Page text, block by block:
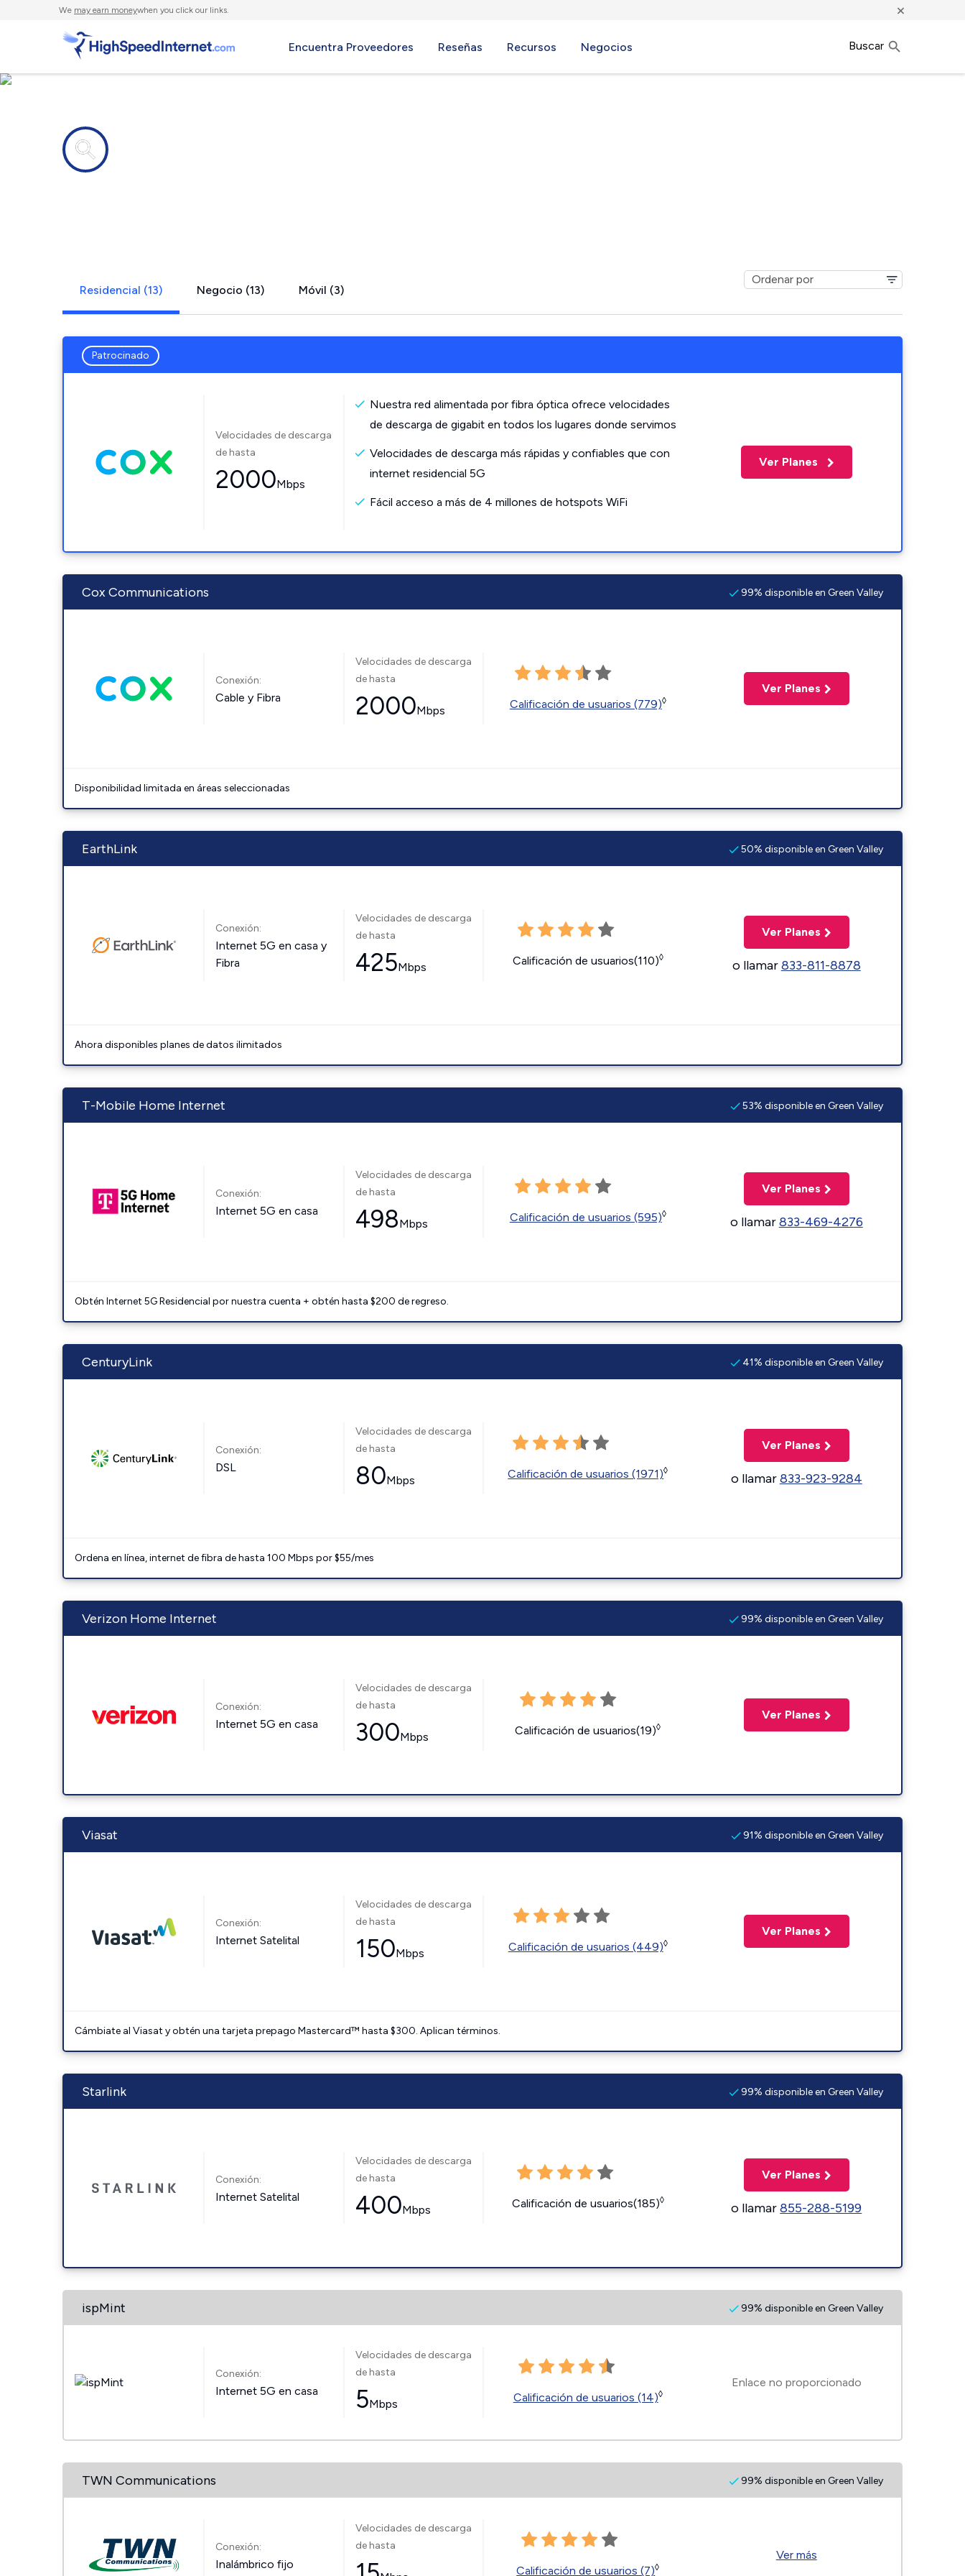
We may earn moneywhen you click our links. ×
Encuentra Proveedores Reseñas Recursos Negocios Buscar
Residencial (13) Negocio (13) Móvil (3)
Patrocinado
Velocidades de descarga
de hasta
2000Mbps
Nuestra red alimentada por fibra óptica ofrece velocidades
de descarga de gigabit en todos los lugares donde servimos
Velocidades de descarga más rápidas y confiables que con
internet residencial 5G
Fácil acceso a más de 4 millones de hotspots WiFi
Ver Planes
Cox Communications 99% disponible en Green Valley
Conexión:
Cable y Fibra
Velocidades de descarga
de hasta
2000Mbps Calificación de usuarios (779)◊
Ver Planes
Disponibilidad limitada en áreas seleccionadas
EarthLink 50% disponible en Green Valley
Conexión:
Internet 5G en casa y
Fibra
Velocidades de descarga
de hasta
425Mbps Calificación de usuarios(110)◊
Ver Planes
o llamar833-811-8878
Ahora disponibles planes de datos ilimitados
T-Mobile Home Internet 53% disponible en Green Valley
Conexión:
Internet 5G en casa
Velocidades de descarga
de hasta
498Mbps Calificación de usuarios (595)◊
Ver Planes
o llamar833-469-4276
Obtén Internet 5G Residencial por nuestra cuenta + obtén hasta $200 de regreso.
CenturyLink 41% disponible en Green Valley
Conexión:
DSL
Velocidades de descarga
de hasta
80Mbps Calificación de usuarios (1971)◊
Ver Planes
o llamar833-923-9284
Ordena en línea, internet de fibra de hasta 100 Mbps por $55/mes
Verizon Home Internet 99% disponible en Green Valley
Conexión:
Internet 5G en casa
Velocidades de descarga
de hasta
300Mbps Calificación de usuarios(19)◊
Ver Planes
Viasat 91% disponible en Green Valley
Conexión:
Internet Satelital
Velocidades de descarga
de hasta
150Mbps Calificación de usuarios (449)◊
Ver Planes
Cámbiate al Viasat y obtén una tarjeta prepago Mastercard™ hasta $300. Aplican términos.
Starlink 99% disponible en Green Valley
Conexión:
Internet Satelital
Velocidades de descarga
de hasta
400Mbps Calificación de usuarios(185)◊
Ver Planes
o llamar855-288-5199
ispMint 99% disponible en Green Valley
Conexión:
Internet 5G en casa
Velocidades de descarga
de hasta
5Mbps Calificación de usuarios (14)◊
Enlace no proporcionado
TWN Communications 99% disponible en Green Valley
Conexión:
Inalámbrico fijo
Velocidades de descarga
de hasta
Calificación de usuarios (7)◊
Ver más